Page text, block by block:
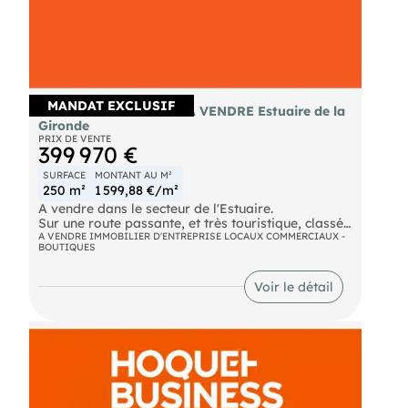
MANDAT EXCLUSIF
MURS COMMERCIAUX À VENDRE Estuaire de la
Gironde
PRIX DE VENTE
399 970 €
SURFACE
250 m²
MONTANT AU M²
1 599,88 €/m²
A vendre dans le secteur de l'Estuaire.
Sur une route passante, et très touristique, classé
route verte par le guide Michelin.
permettant d'installer une activité professionnelle.
permettra d'accueillir toute votre famille grâce
vis à vis. Surface supérieure à 90 m², entièrement
rénové et habitable de suite.
La partie local commercial a été entièrement
A VENDRE IMMOBILIER D'ENTREPRISE LOCAUX COMMERCIAUX -
BOUTIQUES
Voir le détail